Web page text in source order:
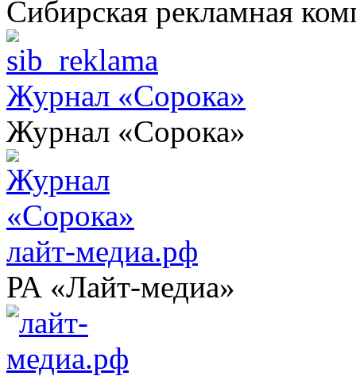
Сибирская рекламная
Журнал «Сорока»
Журнал «Сорока»
лайт-медиа.рф
РА «Лайт-медиа»